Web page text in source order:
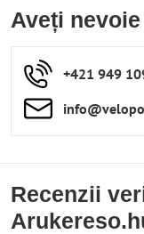
Aveți
+421 949
Recenzii